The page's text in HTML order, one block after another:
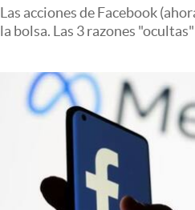
Apertura
Clase
Mundial 2026
Eventos Corporativos
Las acciones de Facebook
la bolsa. Las 3 razones